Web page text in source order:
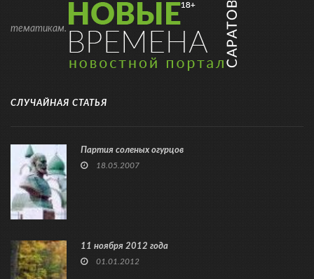
тематикам.
СЛУЧАЙНАЯ СТАТЬЯ
Партия соленых огурцов
18.05.2007
11 ноября 2012 года
01.01.2012